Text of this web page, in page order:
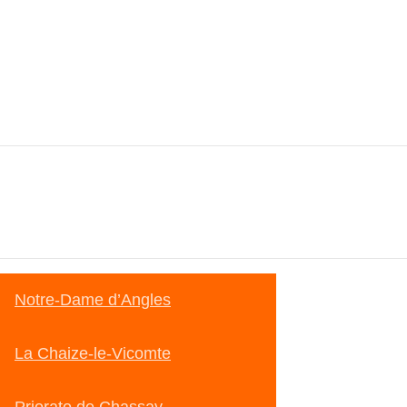
Notre-Dame d’Angles
La Chaize-le-Vicomte